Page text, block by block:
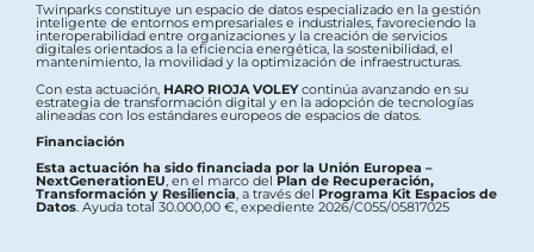
Twinparks constituye un espacio de datos especializado en la gestión
inteligente de entornos empresariales e industriales, favoreciendo la
interoperabilidad entre organizaciones y la creación de servicios
digitales orientados a la eficiencia energética, la sostenibilidad, el
mantenimiento, la movilidad y la optimización de infraestructuras.
Con esta actuación, HARO RIOJA VOLEYcontinúa avanzando en su
estrategia de transformación digital y en la adopción de tecnologías
alineadas con los estándares europeos de espacios de datos.
Financiación
Esta actuación ha sido financiada por la Unión Europea –
NextGenerationEU, en el marco del Plan de Recuperación,
Transformación y Resiliencia, a través del Programa Kit Espacios de
Datos. Ayuda total 30.000,00 €, expediente 2026/C055/05817025